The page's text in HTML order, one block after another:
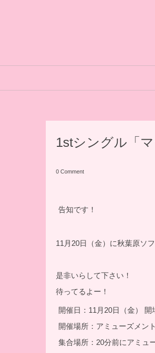
1stシングル「
0 Comment
告知です！
11月20日（金）に秋葉原ソ
是非いらして下さい！
待ってるよー！
開催日：11月20日（金） 開
開催場所：アミューズメン
集合場所：20分前にアミュ